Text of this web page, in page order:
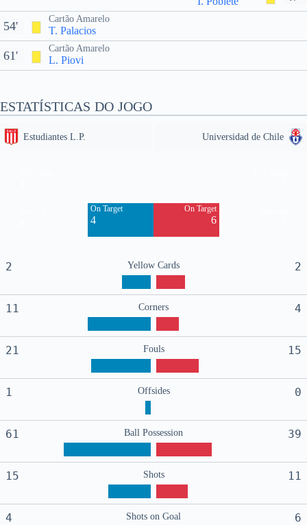
Cartão Amarelo
T. Palacios
54'
Cartão Amarelo
L. Piovi
61'
ESTATÍSTICAS DO JOGO
Estudiantes L.P. Universidad de Chile
On Target
4
On Target
6
2 Yellow Cards 2
11 Corners 4
21 Fouls 15
1 Offsides 0
61 Ball Possession 39
15 Shots 11
4 Shots on Goal 6